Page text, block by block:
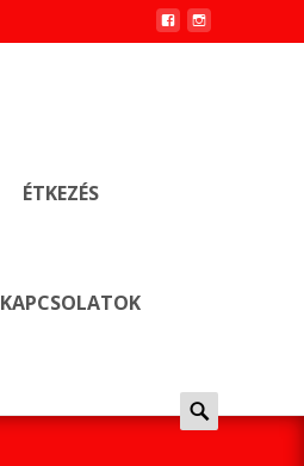
ÉTKEZÉS
KAPCSOLATOK
Keresés
erre: